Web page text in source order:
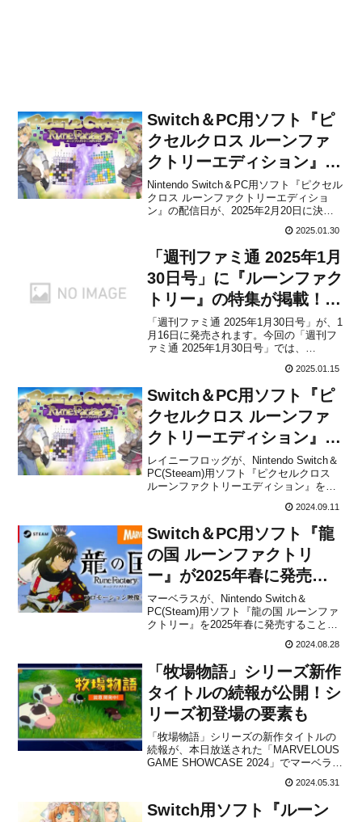
Switch＆PC用ソフト『ピ
クセルクロス ルーンファ
クトリーエディション』の
配信日が2025年2月20日に
決定！
Nintendo Switch＆PC用ソフト『ピクセル
クロス ルーンファクトリーエディショ
ン』の配信日が、2025年2月20日に決定
2025年2月13日号」でレイニーフロッグ
が発表しました。販売価格は1,200円(税
込)に設定されています。本作...
2025.01.30
「週刊ファミ通 2025年1月
30日号」に『ルーンファク
トリー』の特集が掲載！発
売日も決定
「週刊ファミ通 2025年1月30日号」が、1
月16日に発売されます。今回の「週刊フ
ァミ通 2025年1月30日号」では、
RPG『崩壊：スターレイル』が表紙を飾
ります。表紙だけではなく、永遠の地オ
ンパロス 開幕を記念して28ページの大
ボ...
2025.01.15
Switch＆PC用ソフト『ピ
クセルクロス ルーンファ
クトリーエディション』が
2025年に発売決定！
レイニーフロッグが、Nintendo Switch＆
PC(Steeam)用ソフト『ピクセルクロス
ルーンファクトリーエディション』を
紹介映像本作は、マーベラスの人気ゲー
ム「ルーンファクトリー」と「ピクセ
ル」シリーズがコラボしたタイトルで
す。...
2024.09.11
Switch＆PC用ソフト『龍
の国 ルーンファクトリ
ー』が2025年春に発売決
定！
マーベラスが、Nintendo Switch＆
PC(Steam)用ソフト『龍の国 ルーンファ
クトリー』を2025年春に発売することを
発表しました。Nintendo Direct ソフトメ
ーカーラインナップ 2024.8.27 紹介映像
『龍の国 ルーンファクトリー』プロモー
ション映...
2024.08.28
「牧場物語」シリーズ新作
タイトルの続報が公開！シ
リーズ初登場の要素も
「牧場物語」シリーズの新作タイトルの
続報が、本日放送された「MARVELOUS
GAME SHOWCASE 2024」でマーベラス
リーズの新作タイトルを2本開発中という
ことは昨年発表になっていますが、今回
はそのうちの1本の続報という形になりま
2024.05.31
Switch用ソフト『ルーン